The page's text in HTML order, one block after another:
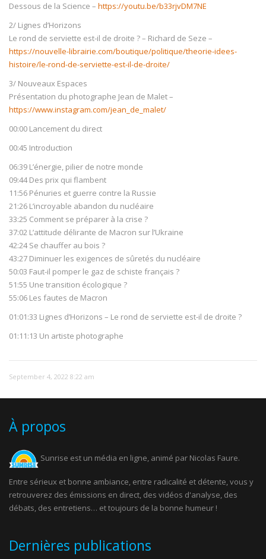
Dessous de la Science – https://youtu.be/b33rjvDM7NE
2/ Lignes d’Horizons
Le rond de serviette est-il de droite ? – Richard de Seze –
https://nouvelle-librairie.com/boutique/politique/theorie-idees-
histoire/le-rond-de-serviette-est-il-de-droite/
3/ Nouveaux Espaces
Présentation du photographe Jean de Malet –
https://www.instagram.com/jean_de_malet/
00:00 Lancement du direct
00:45 Introduction
06:39 L’énergie, pilier de notre monde
09:44 Des prix qui flambent
11:56 Pénuries et guerre contre la Russie
21:26 L’incroyable abandon du nucléaire
33:25 Comment se préparer à la crise ?
37:02 L’attitude délirante de Macron sur l’Ukraine
42:24 Se chauffer au bois ?
43:27 Diminuer les exigences de sûretés du nucléaire
50:03 Faut-il pomper le gaz de schiste français ?
51:55 Une transition écologique ?
55:06 Les fautes de Macron
01:01:33 Lignes d’Horizons – Le rond de serviette est-il de droite ?
01:11:13 Un artiste photographe
September 4, 2022 8:22 am
À propos
Sunrise est un média en ligne, animé par Nicolas Faure.
Entre sérieux et bonne ambiance, entre radicalité et détente, vous y
retrouverez des émissions en direct, des vidéos d'analyse, des
débats, des entretiens… et toujours de la bonne humeur !
Dernières publications